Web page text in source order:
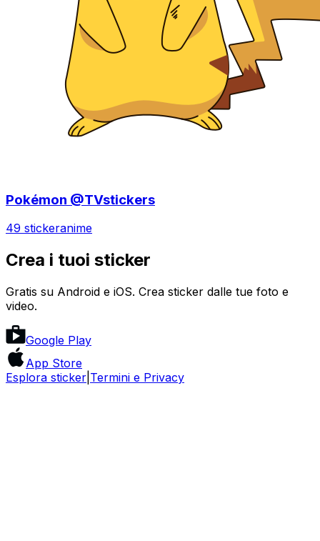
Pokémon @TVstickers
49 stickeranime
Crea i tuoi sticker
Gratis su Android e iOS. Crea sticker dalle tue foto e
video.
Google Play
App Store
Esplora sticker Termini e Privacy